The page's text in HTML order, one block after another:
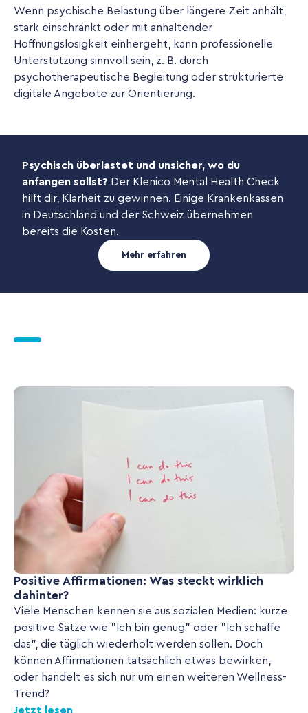
Wenn psychische Belastung über längere Zeit anhält,
stark einschränkt oder mit anhaltender
Hoffnungslosigkeit einhergeht, kann professionelle
Unterstützung sinnvoll sein, z. B. durch
psychotherapeutische Begleitung oder strukturierte
digitale Angebote zur Orientierung.
Psychisch überlastet und unsicher, wo du
anfangen sollst? Der Klenico Mental Health Check
hilft dir, Klarheit zu gewinnen. Einige Krankenkassen
in Deutschland und der Schweiz übernehmen
bereits die Kosten.
Mehr erfahren
Positive Affirmationen: Was steckt wirklich
dahinter?
Viele Menschen kennen sie aus sozialen Medien: kurze
positive Sätze wie "Ich bin genug" oder "Ich schaffe
das", die täglich wiederholt werden sollen. Doch
können Affirmationen tatsächlich etwas bewirken,
oder handelt es sich nur um einen weiteren Wellness-
Trend?
Jetzt lesen